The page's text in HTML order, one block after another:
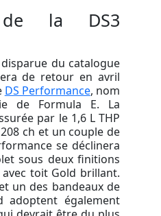
de la DS3
disparue du catalogue
de retour en avril
DS Performance, nom
de Formula E. La
par le 1,6 L THP
ch et un couple de
se déclinera
sous deux finitions
toit Gold brillant.
un des bandeaux de
adoptent également